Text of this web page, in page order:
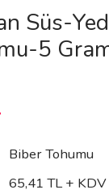
Süs-
5
Biber Tohumu
65,41 TL + KDV